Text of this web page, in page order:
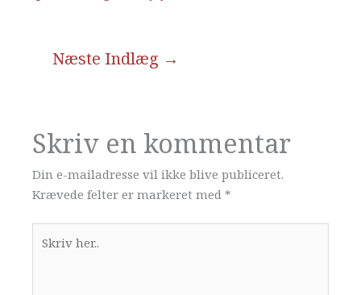
Næste Indlæg →
Skriv en kommentar
Din e-mailadresse vil ikke blive publiceret.
Krævede felter er markeret med *
her..